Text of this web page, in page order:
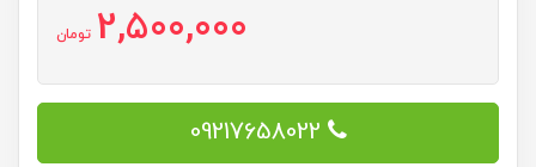
2,500,000 تومان
09217658022